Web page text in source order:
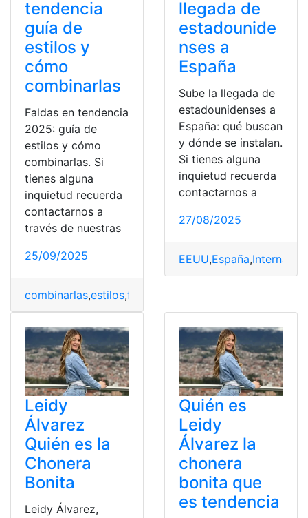
tendencia
guía de
estilos y
cómo
combinarlas
Faldas en tendencia
2025: guía de
estilos y cómo
combinarlas. Si
tienes alguna
inquietud recuerda
contactarnos a
través de nuestras
25/09/2025
combinarlas,estilos,faldas
llegada de
estadounide
nses a
España
Sube la llegada de
estadounidenses a
España: qué buscan
y dónde se instalan.
Si tienes alguna
inquietud recuerda
contactarnos a
27/08/2025
EEUU,España,
Leidy
Álvarez
Quién es la
Chonera
Bonita
Leidy Álvarez,
Quién es
Leidy
Álvarez la
chonera
bonita que
es tendencia